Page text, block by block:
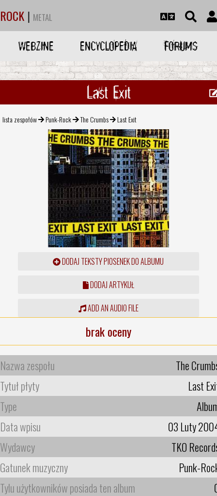
ROCK | METAL
WEBZINE ENCYCLOPEDIA FORUMS
Last Exit
lista zespołów Punk-Rock The Crumbs Last Exit
DODAJ TEKSTY PIOSENEK DO ALBUMU
DODAJ ARTYKUŁ
ADD AN AUDIO FILE
brak oceny
Nazwa zespołu
The
Tytuł płyty
Last
Type
Data wpisu
03 Luty
Wydawcy
TKO
Gatunek muzyczny
Punk-
Tylu użytkowników posiada ten album